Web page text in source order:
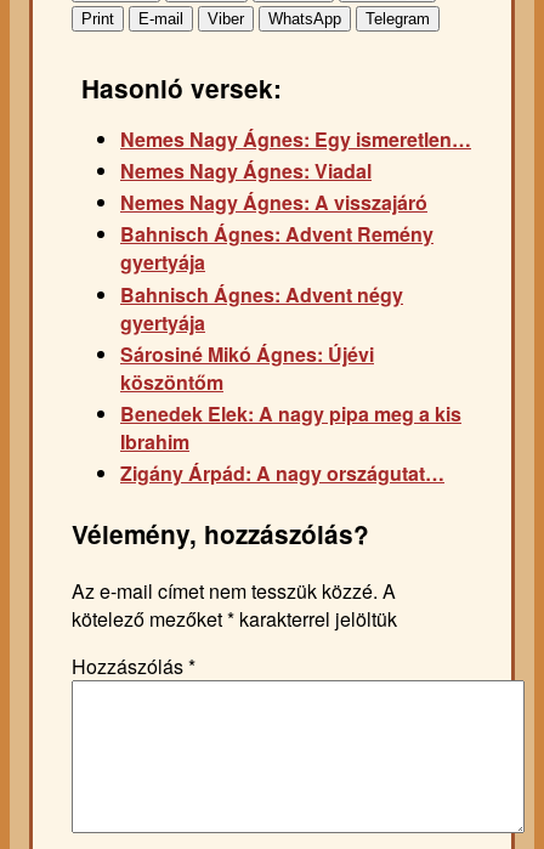
Print
E-mail Viber WhatsApp Telegram
Hasonló versek:
Nemes Nagy Ágnes: Egy ismeretlen…
Nemes Nagy Ágnes: Viadal
Nemes Nagy Ágnes: A visszajáró
Bahnisch Ágnes: Advent Remény
gyertyája
Bahnisch Ágnes: Advent négy
gyertyája
Sárosiné Mikó Ágnes: Újévi
köszöntőm
Benedek Elek: A nagy pipa meg a kis
Ibrahim
Zigány Árpád: A nagy országutat…
Vélemény, hozzászólás?
Az e-mail címet nem tesszük közzé. A
kötelező mezőket* karakterrel jelöltük
Hozzászólás*